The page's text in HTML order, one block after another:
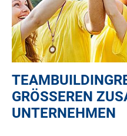
GRÖSSEREN
NTERNEHMEN